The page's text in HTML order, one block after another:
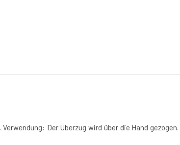
. Verwendung: DerÜberzug wird über die Hand gezogen.